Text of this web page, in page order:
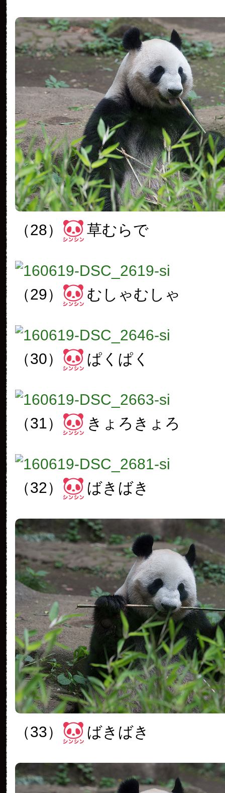
（28） 草むらで
（29） むしゃむしゃ
（30） ぱくぱく
（31） きょろきょろ
（32） ばきばき
（33） ばきばき